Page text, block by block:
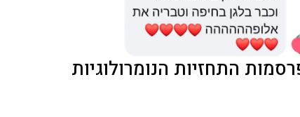
התחזיות הנומרולוגיות